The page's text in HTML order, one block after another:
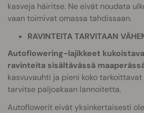
kasveja häiritse. Ne eivät noudata
vaan toimivat omassa tahdissaan.
RAVINTEITA TARVITAAN
Autoflowering-lajikkeet
ravinteita sisältävässä
kasvuvauhti ja pieni koko
tarvitse paljoakaan lannoitetta.
Autoflowerit eivät yksinkertaisesti